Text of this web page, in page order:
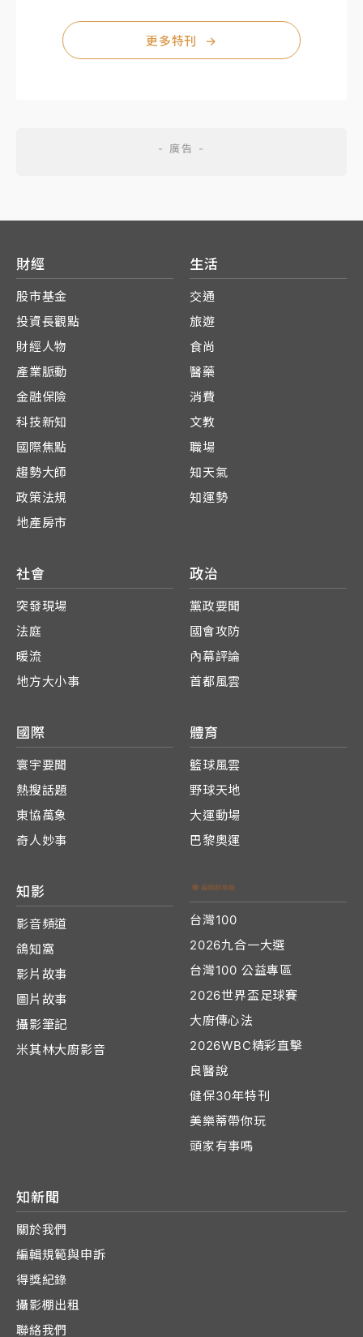
更多特刊 →
財經
股市基金
投資長觀點
財經人物
產業脈動
金融保險
科技新知
國際焦點
趨勢大師
政策法規
地產房市
生活
交通
旅遊
食尚
醫藥
消費
文教
職場
知天氣
知運勢
社會
突發現場
法庭
暖流
地方大小事
政治
黨政要聞
國會攻防
內幕評論
首都風雲
國際
寰宇要聞
熱搜話題
東協萬象
奇人妙事
體育
籃球風雲
野球天地
大運動場
巴黎奧運
知影
影音頻道
鴿知窩
影片故事
圖片故事
攝影筆記
米其林大廚影音
台灣100
2026九合一大選
台灣100 公益專區
2026世界盃足球賽
大廚傳心法
2026WBC精彩直擊
良醫說
健保30年特刊
美樂蒂帶你玩
頭家有事嗎
知新聞
關於我們
編輯規範與申訴
得獎紀錄
攝影棚出租
聯絡我們